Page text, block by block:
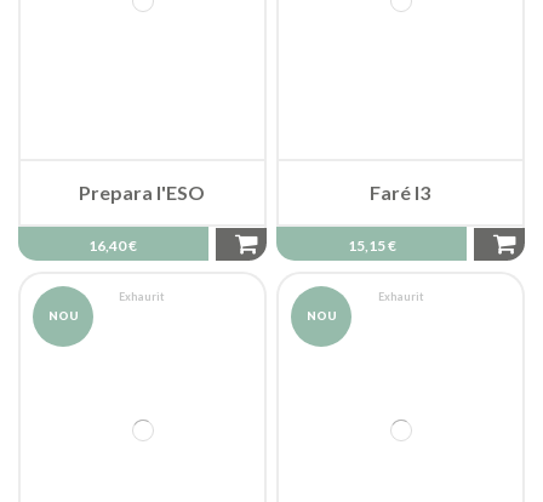
Prepara l'ESO
16,40 €
Faré I3
15,15 €
NOU
Exhaurit
NOU
Exhaurit